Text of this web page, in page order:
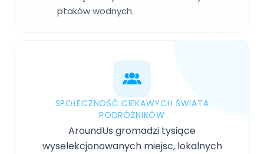
ptaków wodnych.
SPOŁECZNOŚĆ CIEKAWYCH ŚWIATA
PODRÓŻNIKÓW
AroundUs gromadzi tysiące
wyselekcjonowanych miejsc, lokalnych